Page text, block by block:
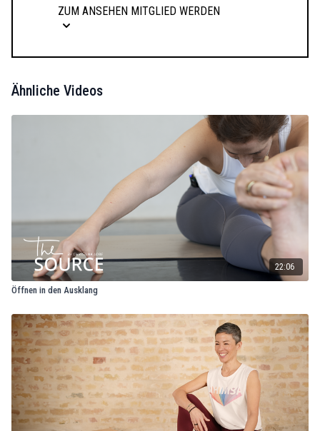
Zum Ansehen Mitglied werden
Ähnliche Videos
22:06
Öffnen in den Ausklang